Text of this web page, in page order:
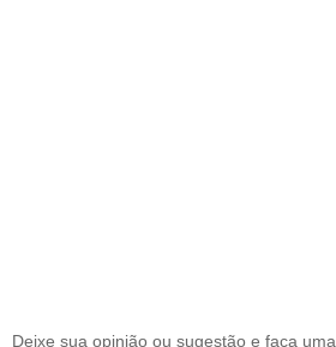
Deixe sua opinião ou sugestão e faça uma